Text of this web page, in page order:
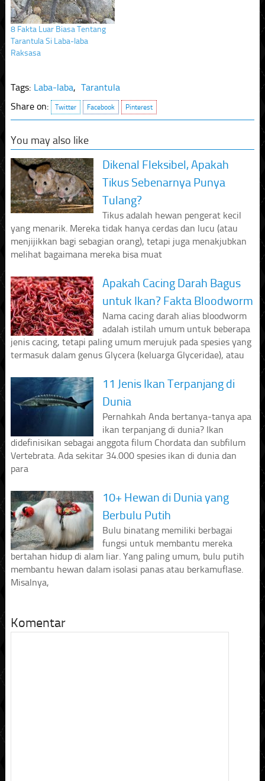
8 Fakta Luar Biasa Tentang
Tarantula Si Laba-laba
Raksasa
Tags: Laba-laba, Tarantula
Share on:
Twitter Facebook Pinterest
You may also like
Dikenal Fleksibel, Apakah
Tikus Sebenarnya Punya
Tulang?
Tikus adalah hewan pengerat kecil
yang menarik. Mereka tidak hanya cerdas dan lucu (atau
menjijikkan bagi sebagian orang), tetapi juga menakjubkan
melihat bagaimana mereka bisa muat
Apakah Cacing Darah Bagus
untuk Ikan? Fakta Bloodworm
Nama cacing darah alias bloodworm
adalah istilah umum untuk beberapa
jenis cacing, tetapi paling umum merujuk pada spesies yang
termasuk dalam genus Glycera (keluarga Glyceridae), atau
11 Jenis Ikan Terpanjang di
Dunia
Pernahkah Anda bertanya-tanya apa
ikan terpanjang di dunia? Ikan
didefinisikan sebagai anggota filum Chordata dan subfilum
Vertebrata. Ada sekitar 34.000 spesies ikan di dunia dan
para
10+ Hewan di Dunia yang
Berbulu Putih
Bulu binatang memiliki berbagai
fungsi untuk membantu mereka
bertahan hidup di alam liar. Yang paling umum, bulu putih
membantu hewan dalam isolasi panas atau berkamuflase.
Misalnya,
Komentar